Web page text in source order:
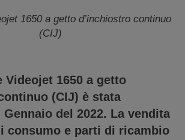
1650 a getto d’inchiostro continuo
(CIJ)
Videojet 1650 a getto
(CIJ) è stata
del 2022. La vendita
consumo e parti di ricambio